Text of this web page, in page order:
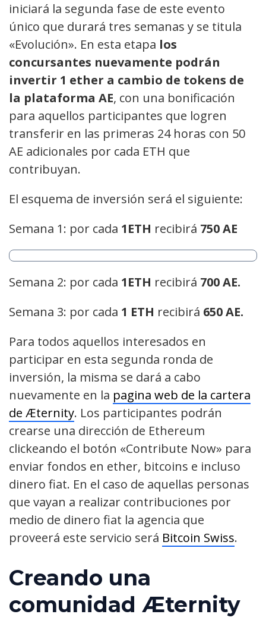
iniciará la segunda fase de este evento
único que durará tres semanas y se titula
«Evolución». En esta etapa los
concursantes nuevamente podrán
invertir 1 ether a cambio de tokens de
la plataforma AE, con una bonificación
para aquellos participantes que logren
transferir en las primeras 24 horas con 50
AE adicionales por cada ETH que
contribuyan.
El esquema de inversión será el siguiente:
Semana 1: por cada 1ETH recibirá 750 AE
Semana 2: por cada 1ETH recibirá 700 AE.
Semana 3: por cada 1 ETH recibirá 650 AE.
Para todos aquellos interesados en
participar en esta segunda ronda de
inversión, la misma se dará a cabo
nuevamente en la pagina web de la cartera
de Æternity. Los participantes podrán
crearse una dirección de Ethereum
clickeando el botón «Contribute Now» para
enviar fondos en ether, bitcoins e incluso
dinero fiat. En el caso de aquellas personas
que vayan a realizar contribuciones por
medio de dinero fiat la agencia que
proveerá este servicio será Bitcoin Swiss.
Creando una
comunidad Æternity